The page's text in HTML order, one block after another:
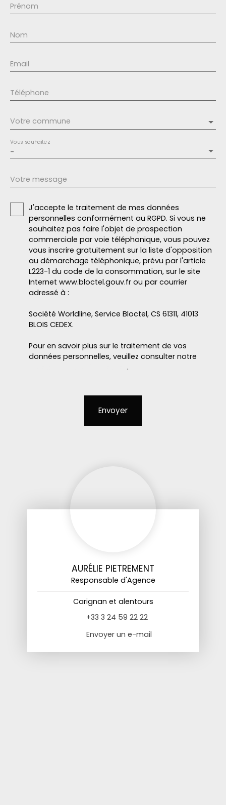
Prénom
Nom
Email
Téléphone
Votre commune
-
Vous souhaitez
Votre message
J'accepte le traitement de mes données
personnelles conformément au RGPD. Si vous ne
souhaitez pas faire l'objet de prospection
commerciale par voie téléphonique, vous pouvez
vous inscrire gratuitement sur la liste d'opposition
au démarchage téléphonique, prévu par l'article
L223-1 du code de la consommation, sur le site
Internet www.bloctel.gouv.fr ou par courrier
adressé à :
Société Worldline, Service Bloctel, CS 61311, 41013
BLOIS CEDEX.
Pour en savoir plus sur le traitement de vos
données personnelles, veuillez consulter notre
.
Envoyer
AURÉLIE PIETREMENT
Responsable d'Agence
Carignan et alentours
+33 3 24 59 22 22
Envoyer un e-mail